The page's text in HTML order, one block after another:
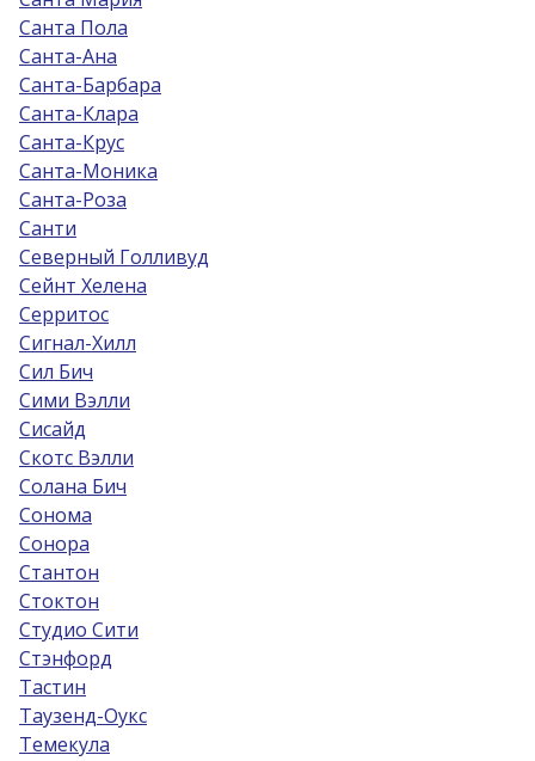
Санта Пола
Санта-Ана
Санта-Барбара
Санта-Клара
Санта-Крус
Санта-Моника
Санта-Роза
Санти
Северный Голливуд
Сейнт Хелена
Серритос
Сигнал-Хилл
Сил Бич
Сими Вэлли
Сисайд
Скотс Вэлли
Солана Бич
Сонома
Сонора
Стантон
Стоктон
Студио Сити
Стэнфорд
Тастин
Таузенд-Оукс
Темекула